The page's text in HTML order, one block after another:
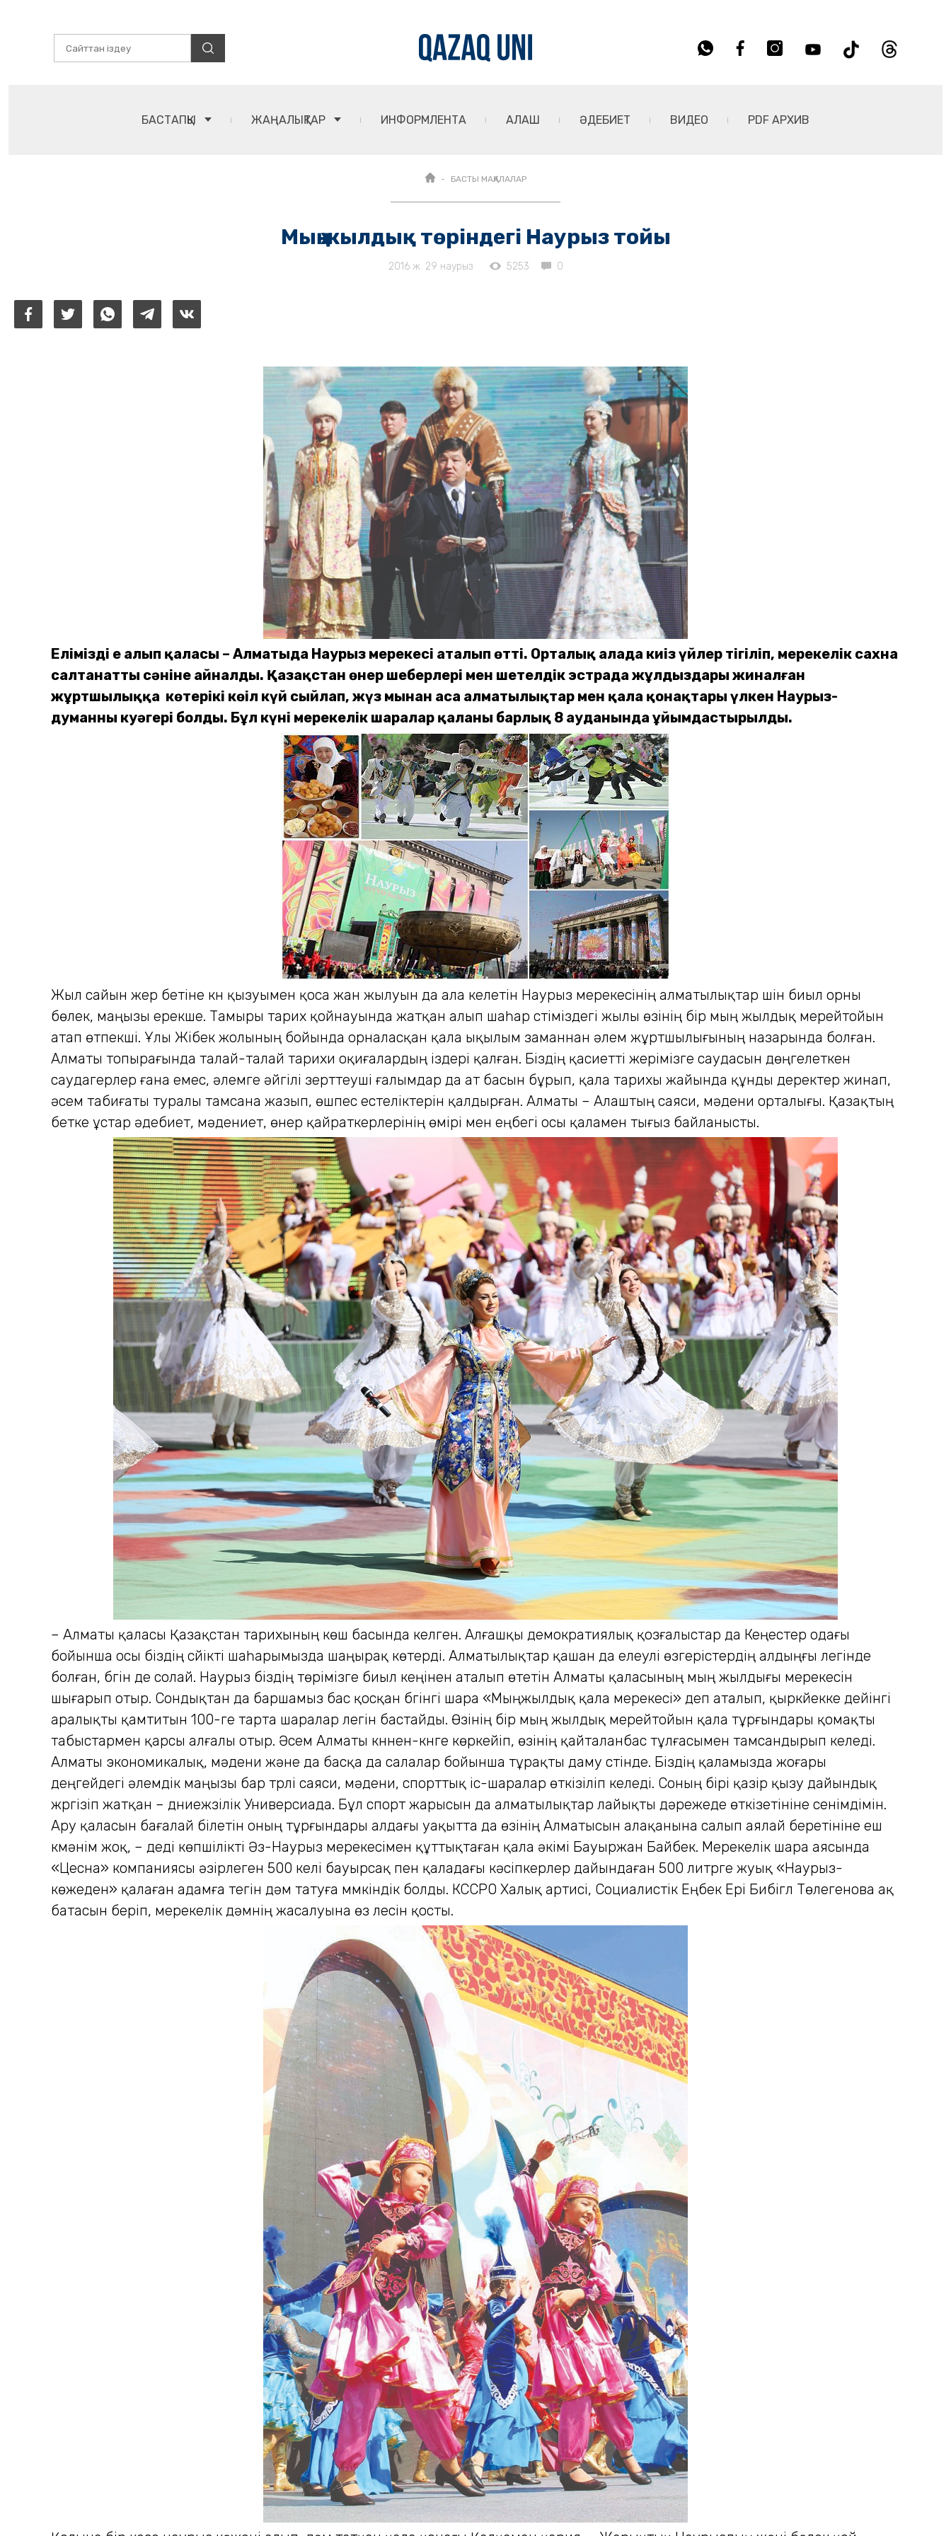
БАСТАПҚЫ ЖАҢАЛЫҚТАР ИНФОРМЛЕНТА АЛАШ ӘДЕБИЕТ ВИДЕО PDF АРХИВ
БАСТЫ МАҚАЛАЛАР
Мың жылдық төріндегі Наурыз тойы
2016 ж. 29 наурыз 5253 0
Еліміздің ең алып қаласы – Алматыда Наурыз мерекесі аталып өтті. Орталық алаңда киіз үйлер тігіліп, мерекелік сахна
салтанаттың сәніне айналды. Қазақстан өнер шеберлері мен шетелдік эстрада жұлдыздары жиналған
жұртшылыққа көтеріңкі көңіл күй сыйлап, жүз мыңнан аса алматылықтар мен қала қонақтары үлкен Наурыз-
думанның куәгері болды. Бұл күні мерекелік шаралар қаланың барлық 8 ауданында ұйымдастырылды.
Жыл сайын жер бетіне күн қызуымен қоса жан жылуын да ала келетін Наурыз мерекесінің алматылықтар үшін биыл орны
бөлек, маңызы ерекше. Тамыры тарих қойнауында жатқан алып шаһар үстіміздегі жылы өзінің бір мың жылдық мерейтойын
атап өтпекші. Ұлы Жібек жолының бойында орналасқан қала ықылым заманнан әлем жұртшылығының назарында болған.
Алматы топырағында талай-талай тарихи оқиғалардың іздері қалған. Біздің қасиетті жерімізге саудасын дөңгелеткен
саудагерлер ғана емес, әлемге әйгілі зерттеуші ғалымдар да ат басын бұрып, қала тарихы жайында құнды деректер жинап,
әсем табиғаты туралы тамсана жазып, өшпес естеліктерін қалдырған. Алматы – Алаштың саяси, мәдени орталығы. Қазақтың
бетке ұстар әдебиет, мәдениет, өнер қайраткерлерінің өмірі мен еңбегі осы қаламен тығыз байланысты.
– Алматы қаласы Қазақстан тарихының көш басында келген. Алғашқы демократиялық қозғалыстар да Кеңестер одағы
бойынша осы біздің сүйікті шаһарымызда шаңырақ көтерді. Алматылықтар қашан да елеулі өзгерістердің алдыңғы легінде
болған, бүгін де солай. Наурыз біздің төрімізге биыл кеңінен аталып өтетін Алматы қаласының мың жылдығы мерекесін
шығарып отыр. Сондықтан да баршамыз бас қосқан бүгінгі шара «Мыңжылдық қала мерекесі» деп аталып, қыркүйекке дейінгі
аралықты қамтитын 100-ге тарта шаралар легін бастайды. Өзінің бір мың жылдық мерейтойын қала тұрғындары қомақты
табыс­тармен қарсы алғалы отыр. Әсем Алматы күннен-күнге көркейіп, өзінің қайталанбас тұлғасымен тамсандырып келеді.
Алматы экономикалық, мәдени және да басқа да салалар бойынша тұрақты даму үстінде. Біздің қаламызда жоғары
деңгейдегі әлемдік маңызы бар түрлі саяси, мәдени, спорттық іс-шаралар өткізіліп келеді. Соның бірі қазір қызу дайындық
жүргізіп жатқан – дүниежүзілік Универсиада. Бұл спорт жарысын да алматылықтар лайықты дәрежеде өткізетініне сенімдімін.
Ару қаласын бағалай білетін оның тұрғындары алдағы уақытта да өзінің Алматысын алақанына салып аялай беретініне еш
күмәнім жоқ, – деді көпшілікті Әз-Наурыз мерекесімен құттықтаған қала әкімі Бауыржан Байбек. Мерекелік шара аясында
«Цесна» компаниясы әзірлеген 500 келі бауырсақ пен қаладағы кәсіпкерлер дайындаған 500 литрге жуық «Наурыз-
көжеден» қалаған адамға тегін дәм татуға мүмкіндік болды. КССРО Халық артисі, Социалистік Еңбек Ері Бибігүл Төлегенова ақ
батасын беріп, мерекелік дәмнің жасалуына өз үлесін қосты.